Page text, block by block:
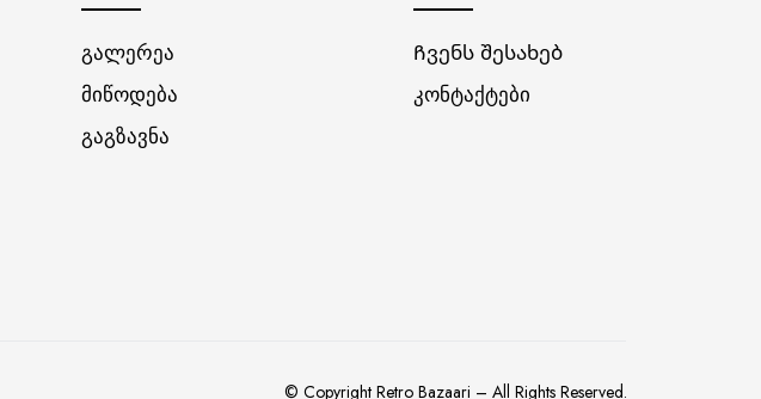
გალერეა
მიწოდება
გაგზავნა
Ჩვენს შესახებ
კონტაქტები
© Copyright Retro Bazaari – All Rights Reserved.